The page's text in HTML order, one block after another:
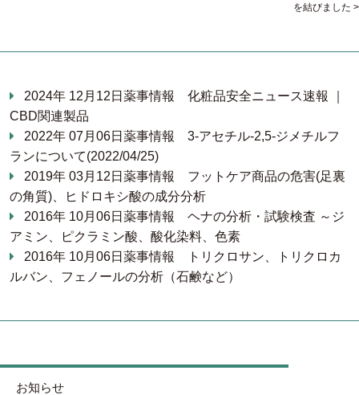
お知らせ
を結びました
2024年 12月12日 薬事情報 化粧品安全ニュース速報 ｜
CBD関連製品
2022年 07月06日 薬事情報 3-アセチル-2,5-ジメチルフ
ランについて(2022/04/25)
2019年 03月12日 薬事情報 フットケア商品の危害(足裏
の角質)、ヒドロキシ酸の成分分析
2016年 10月06日 薬事情報 ヘナの分析・試験検査 ～ジ
アミン、ピクラミン酸、酸化染料、色素
2016年 10月06日 薬事情報
トリクロサン、トリクロカ
ルバン、フェノールの分析（石鹸など）